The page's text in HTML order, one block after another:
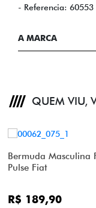
- Referencia: 60553
A MARCA
QUEM VIU,
Bermuda Masculina
Pulse Fiat
R$ 189,90